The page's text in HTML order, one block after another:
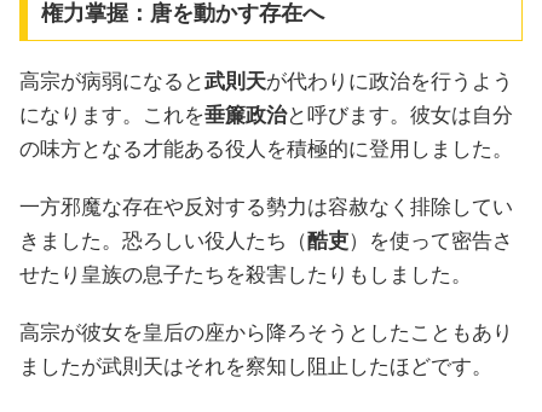
権力掌握：唐を動かす存在へ
高宗が病弱になると武則天が代わりに政治を行うよう
になります。これを垂簾政治と呼びます。彼女は自分
の味方となる才能ある役人を積極的に登用しました。
一方邪魔な存在や反対する勢力は容赦なく排除してい
きました。恐ろしい役人たち（酷吏）を使って密告さ
せたり皇族の息子たちを殺害したりもしました。
高宗が彼女を皇后の座から降ろそうとしたこともあり
ましたが武則天はそれを察知し阻止したほどです。